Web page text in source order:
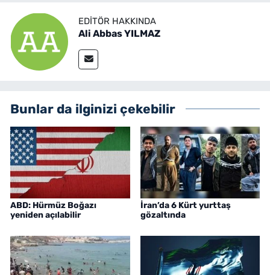
EDITÖR HAKKINDA
Ali Abbas YILMAZ
Bunlar da ilginizi çekebilir
ABD: Hürmüz Boğazı
yeniden açılabilir
İran’da 6 Kürt yurttaş
gözaltında